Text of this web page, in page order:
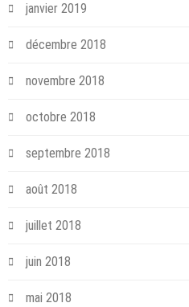
janvier 2019
décembre 2018
novembre 2018
octobre 2018
septembre 2018
août 2018
juillet 2018
juin 2018
mai 2018